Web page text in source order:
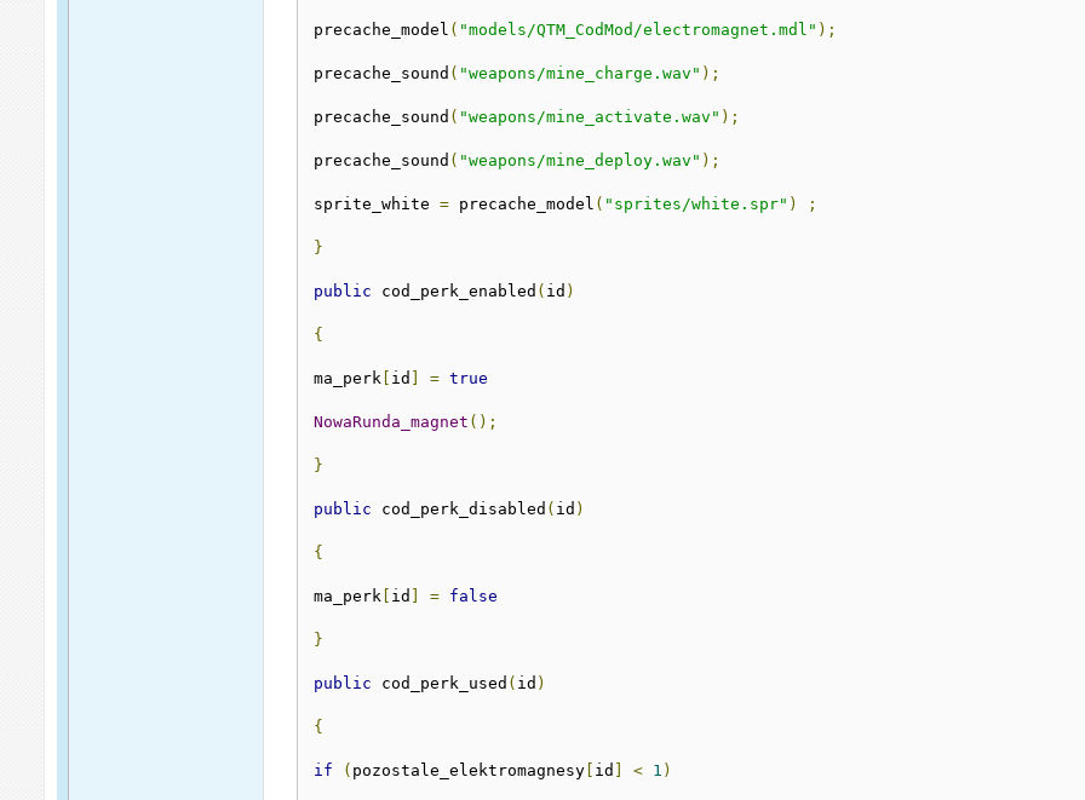
precache_model ( "models/QTM_CodMod/electromagnet.mdl" );
precache_sound ( "weapons/mine_charge.wav" );
precache_sound ( "weapons/mine_activate.wav" );
precache_sound ( "weapons/mine_deploy.wav" );
sprite_white = precache_model ( "sprites/white.spr" ) ;
}
public cod_perk_enabled ( id )
{
ma_perk [ id ] = true
NowaRunda_magnet ();
}
public cod_perk_disabled ( id )
{
ma_perk [ id ] = false
}
public cod_perk_used ( id )
{
if ( pozostale_elektromagnesy [ id ] < 1 )